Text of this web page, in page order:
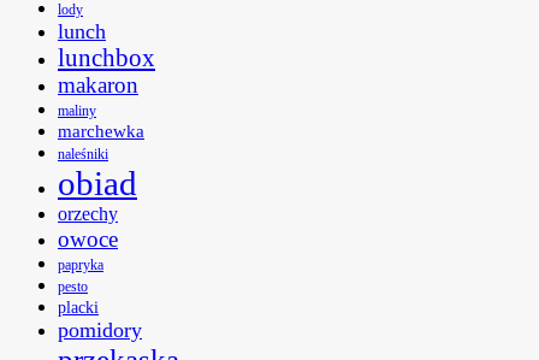
lody
lunch
lunchbox
makaron
maliny
marchewka
naleśniki
obiad
orzechy
owoce
papryka
pesto
placki
pomidory